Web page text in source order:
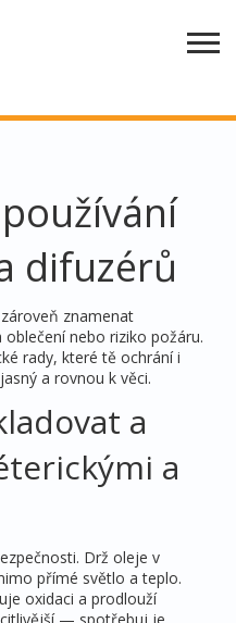
difuzérů
znamenat
nebo riziko požáru.
rady, které tě ochrání i
a rovnou k věci.
a
a
Drž oleje v
přímé světlo a teplo.
oxidaci a prodlouží